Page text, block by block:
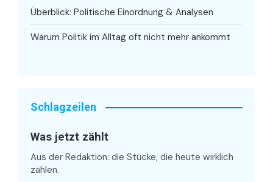
Überblick: Politische Einordnung & Analysen
Warum Politik im Alltag oft nicht mehr ankommt
Schlagzeilen
Was jetzt zählt
Aus der Redaktion: die Stücke, die heute wirklich
zählen.